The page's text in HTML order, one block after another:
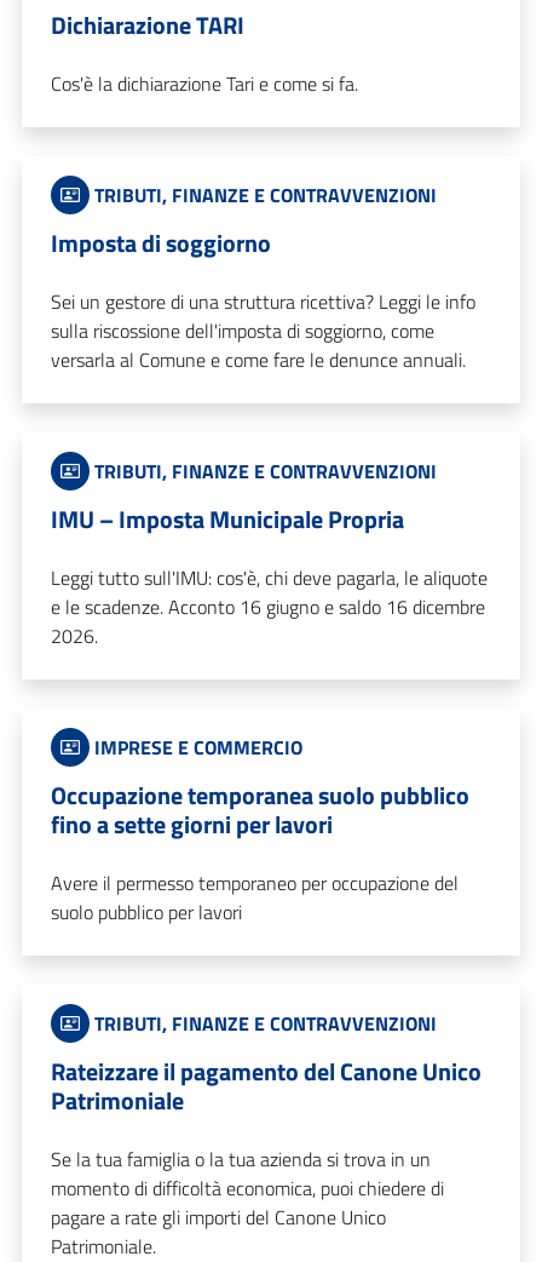
Dichiarazione TARI
Cos'è la dichiarazione Tari e come si fa.
TRIBUTI, FINANZE E CONTRAVVENZIONI
Imposta di soggiorno
Sei un gestore di una struttura ricettiva? Leggi le info
sulla riscossione dell'imposta di soggiorno, come
versarla al Comune e come fare le denunce annuali.
TRIBUTI, FINANZE E CONTRAVVENZIONI
IMU – Imposta Municipale Propria
Leggi tutto sull'IMU: cos'è, chi deve pagarla, le aliquote
e le scadenze. Acconto 16 giugno e saldo 16 dicembre
2026.
IMPRESE E COMMERCIO
Occupazione temporanea suolo pubblico
fino a sette giorni per lavori
Avere il permesso temporaneo per occupazione del
suolo pubblico per lavori
TRIBUTI, FINANZE E CONTRAVVENZIONI
Rateizzare il pagamento del Canone Unico
Patrimoniale
Se la tua famiglia o la tua azienda si trova in un
momento di difficoltà economica, puoi chiedere di
pagare a rate gli importi del Canone Unico
Patrimoniale.